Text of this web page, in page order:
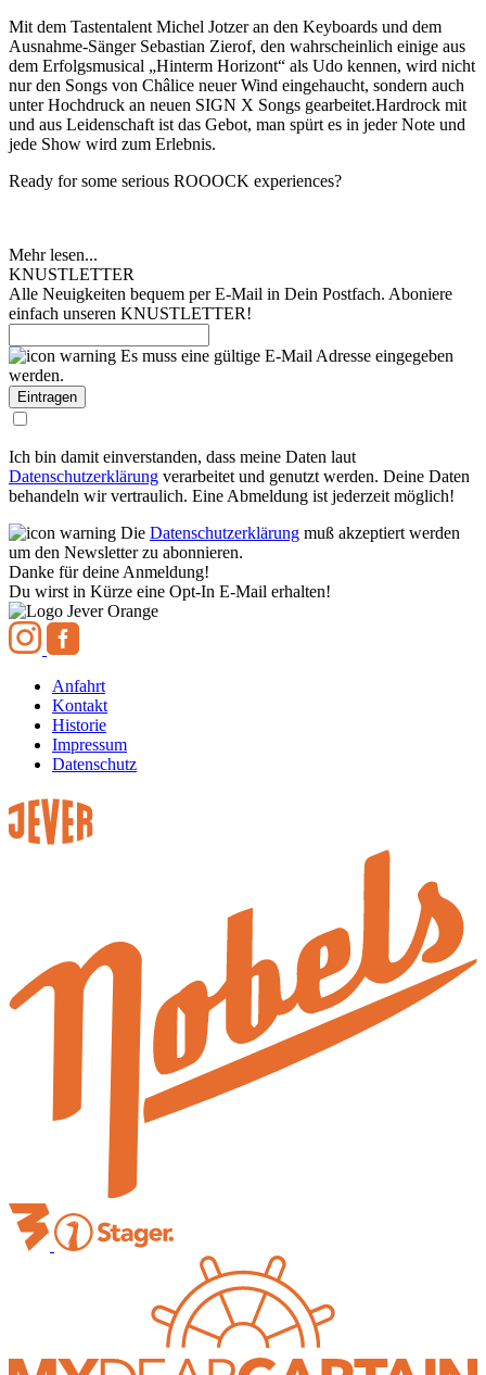
Mit dem Tastentalent Michel Jotzer an den Keyboards und dem
Ausnahme-Sänger Sebastian Zierof, den wahrscheinlich einige aus
dem Erfolgsmusical „Hinterm Horizont“ als Udo kennen, wird nicht
nur den Songs von Châlice neuer Wind eingehaucht, sondern auch
unter Hochdruck an neuen SIGN X Songs gearbeitet.Hardrock mit
und aus Leidenschaft ist das Gebot, man spürt es in jeder Note und
jede Show wird zum Erlebnis.
Ready for some serious ROOOCK experiences?
Mehr lesen...
KNUSTLETTER
Alle Neuigkeiten bequem per E-Mail in Dein Postfach. Aboniere
einfach unseren KNUSTLETTER!
Es muss eine gültige E-Mail Adresse eingegeben
werden.
Ich bin damit einverstanden, dass meine Daten laut
Datenschutzerklärung verarbeitet und genutzt werden. Deine Daten
behandeln wir vertraulich. Eine Abmeldung ist jederzeit möglich!
Die Datenschutzerklärung muß akzeptiert werden
um den Newsletter zu abonnieren.
Danke für deine Anmeldung!
Du wirst in Kürze eine Opt-In E-Mail erhalten!
Anfahrt
Kontakt
Historie
Impressum
Datenschutz